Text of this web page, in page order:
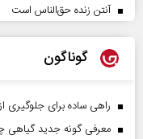
آنتن زنده حق‌الناس است
گوناگون
راهی ساده برای
معرفی گونه جدید گیاهی